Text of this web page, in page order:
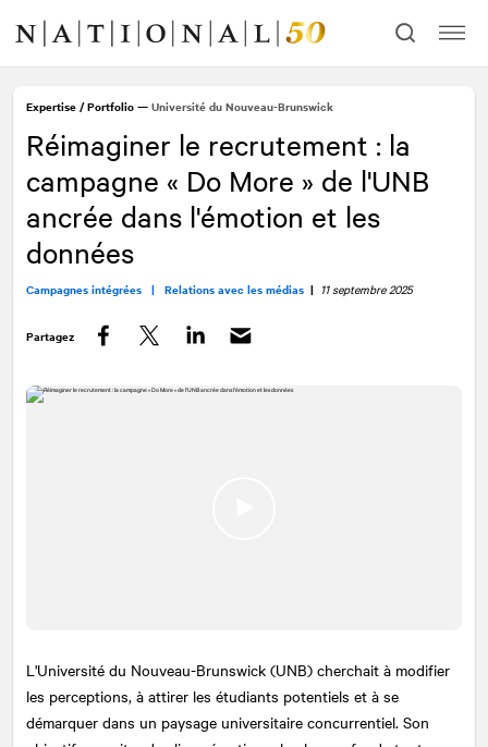
contenu
navigation
Expertise /Portfolio — Université du Nouveau-Brunswick
Réimaginer le recrutement : la
campagne « Do More » de l'UNB
ancrée dans l'émotion et les
données
Campagnes intégrées | Relations avec les médias | 11 septembre 2025
Partagez
L'Université du Nouveau-Brunswick (UNB) cherchait à modifier
les perceptions, à attirer les étudiants potentiels et à se
démarquer dans un paysage universitaire concurrentiel. Son